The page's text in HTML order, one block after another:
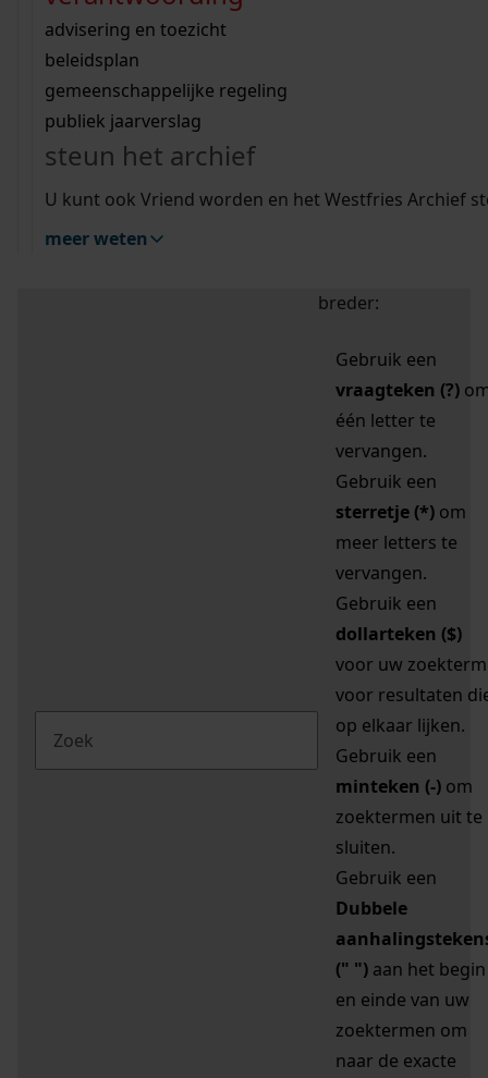
bouwvergunningen
omgevingsvergunningen
vergunningen
beeld en geluid
uitleg nodig?
Wij helpen u op weg met een aantal zoektips.
bekijk alle zoektips
Wij helpen u op weg met een aantal zoektips.
bekijk alle zoektips
bekijk ons geschiedenislokaal
advisering en toezicht
beleidsplan
gemeenschappelijke regeling
publiek jaarverslag
steun het archief
U kunt ook Vriend worden en het Westfries Archief
meer weten
zoektips
Mijn Studiezaal (inloggen)
uw zoekopdracht te
breder:
Gebruik een
vraagteken (?)
één letter te
vervangen.
Gebruik een
sterretje (*) om
meer letters te
vervangen.
Gebruik een
dollarteken ($)
voor uw zoekterm
voor resultaten
op elkaar lijken.
Gebruik een
minteken (-) om
zoektermen uit te
sluiten.
Gebruik een
Dubbele
(" ") aan het begin
en einde van uw
zoektermen om
naar de exacte